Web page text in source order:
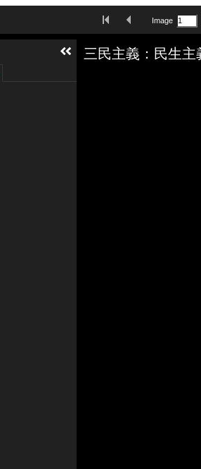
First ImagePrevious Image
Image
Media Viewer
三民主義：民生